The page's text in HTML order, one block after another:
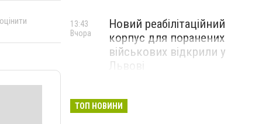
Новий реабілітаційний
корпус для поранених
військових відкрили у
Львові
13:43
Вчора
ТОП НОВИНИ